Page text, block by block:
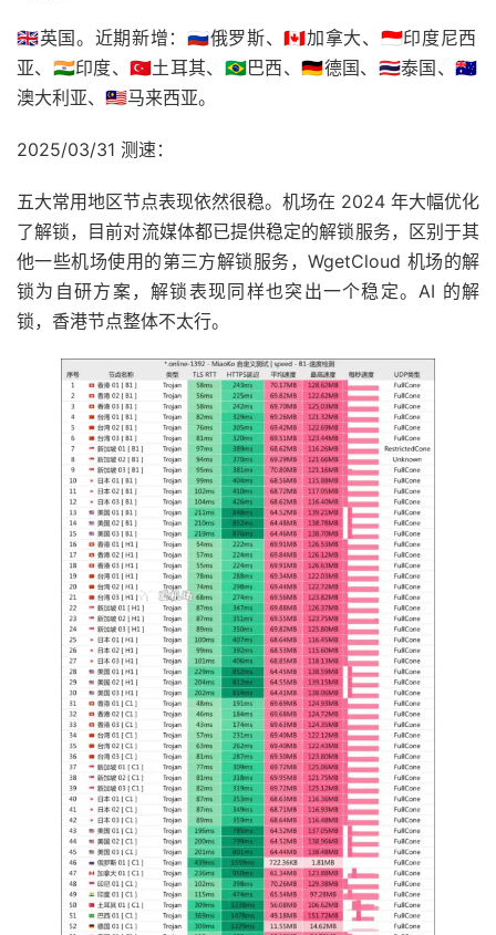
🇬🇧英国。近期新增：🇷🇺俄罗斯、🇨🇦加拿大、🇮🇩印度尼西
亚、🇮🇳印度、🇹🇷土耳其、🇧🇷巴西、🇩🇪德国、🇹🇭泰国、🇦🇺
澳大利亚、🇲🇾马来西亚。
2025/03/31 测速：
五大常用地区节点表现依然很稳。机场在 2024 年大幅优化
了解锁，目前对流媒体都已提供稳定的解锁服务，区别于其
他一些机场使用的第三方解锁服务，WgetCloud 机场的解
锁为自研方案，解锁表现同样也突出一个稳定。AI 的解
锁，香港节点整体不太行。